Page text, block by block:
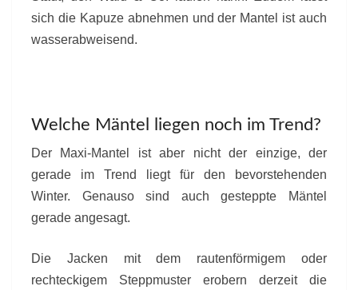
sich die Kapuze abnehmen und der Mantel ist auch
wasserabweisend.
Welche Mäntel liegen noch im Trend?
Der Maxi-Mantel ist aber nicht der einzige, der
gerade im Trend liegt für den bevorstehenden
Winter. Genauso sind auch gesteppte Mäntel
gerade angesagt.
Die Jacken mit dem rautenförmigem oder
rechteckigem Steppmuster erobern derzeit die